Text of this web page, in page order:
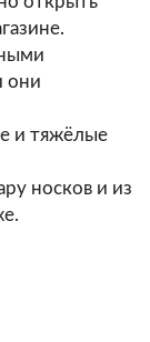
они
и тяжёлые
носков и из